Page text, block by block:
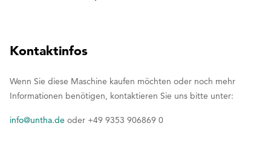
Kontaktinfos
Wenn Sie diese Maschine kaufen möchten oder noch mehr
Informationen benötigen, kontaktieren Sie uns bitte unter:
info@untha.de oder +49 9353 906869 0